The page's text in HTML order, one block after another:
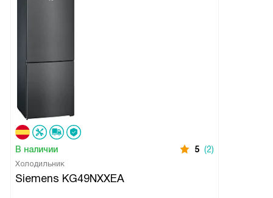
В наличии 5 (2)
Холодильник
Siemens KG49NXXEA